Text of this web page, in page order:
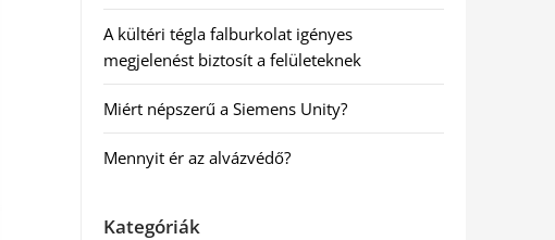
A kültéri tégla falburkolat igényes
megjelenést biztosít a felületeknek
Miért népszerű a Siemens Unity?
Mennyit ér az alvázvédő?
Kategóriák